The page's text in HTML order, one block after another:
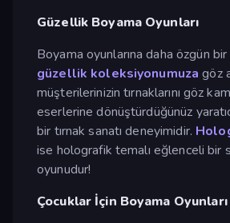
Güzellik Boyama Oyunları
Boyama oyunlarına daha özgün bir
güzellik koleksiyonumuza göz
müşterilerinizin tırnaklarını göz
eserlerine dönüştürdüğünüz
bir tırnak sanatı deneyimidir.
ise holografik temalı eğlenceli bir
oyunudur!
Çocuklar İçin Boyama Oyunları